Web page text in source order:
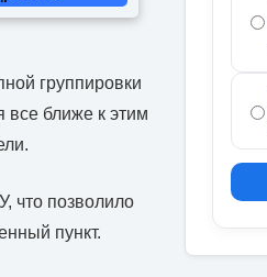
группировки
все ближе к этим
что позволило
пункт.